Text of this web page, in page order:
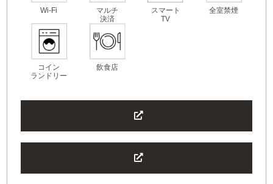
Wi-Fi
マルチ
決済
スマート
TV
全室禁煙
コイン
ランドリー
飲食店